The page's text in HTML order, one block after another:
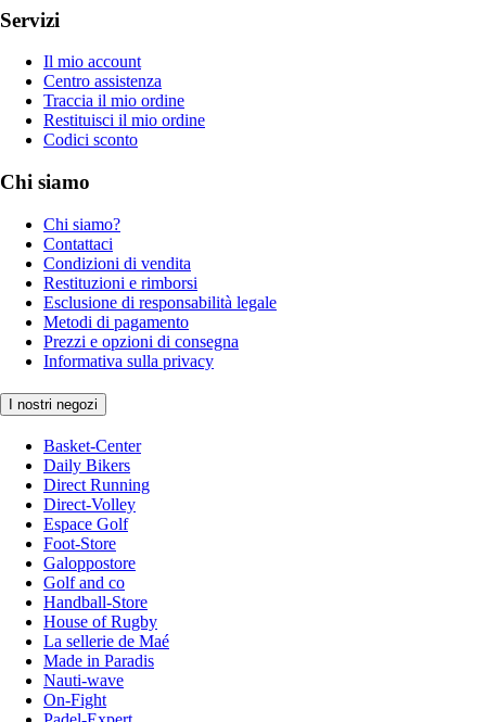
Servizi
Il mio account
Centro assistenza
Traccia il mio ordine
Restituisci il mio ordine
Codici sconto
Chi siamo
Chi siamo?
Contattaci
Condizioni di vendita
Restituzioni e rimborsi
Esclusione di responsabilità legale
Metodi di pagamento
Prezzi e opzioni di consegna
Informativa sulla privacy
I nostri negozi
Basket-Center
Daily Bikers
Direct Running
Direct-Volley
Espace Golf
Foot-Store
Galoppostore
Golf and co
Handball-Store
House of Rugby
La sellerie de Maé
Made in Paradis
Nauti-wave
On-Fight